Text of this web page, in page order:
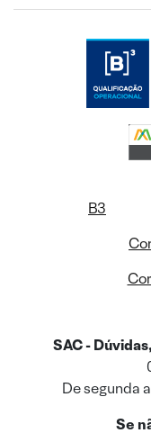
B3
SAC -
De segunda
Se